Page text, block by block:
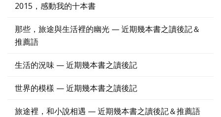
2015，感動我的十本書
那些，旅途與生活裡的幽光 — 近期幾本書之讀後記＆
推薦語
生活的況味 — 近期幾本書之讀後記
世界的模樣 — 近期幾本書之讀後記
旅途裡，和小說相遇 — 近期幾本書之讀後記＆推薦語